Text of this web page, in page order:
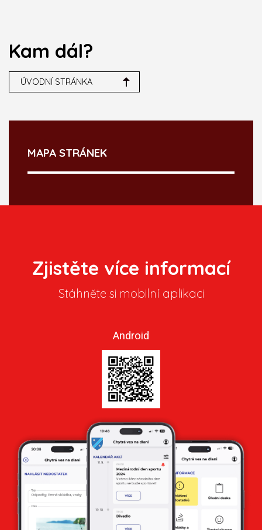
Kam dál?
ÚVODNÍ STRÁNKA
MAPA STRÁNEK
Zjistěte více informací
Stáhněte si mobilní aplikaci
Android